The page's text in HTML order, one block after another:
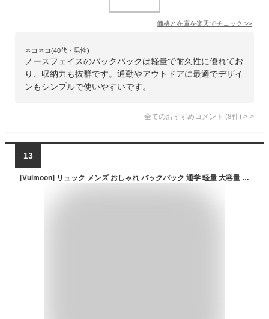
価格と在庫を楽天でチェック >>
ネコネコ(40代・男性)
ノースフェイスのバックパックは軽量で耐久性に優れてお
り、収納力も抜群です。通勤やアウトドアに最適でデザイ
ンもシンプルで使いやすいです。
全てのおすすめコメント (8件) >
13
[Vulmoon] リュック メンズ おしゃれ バックパック 通学 軽量 大容量 防水 15.6インチ りゅつく カジュアル タウンリュック 防災リュック 男女兼用